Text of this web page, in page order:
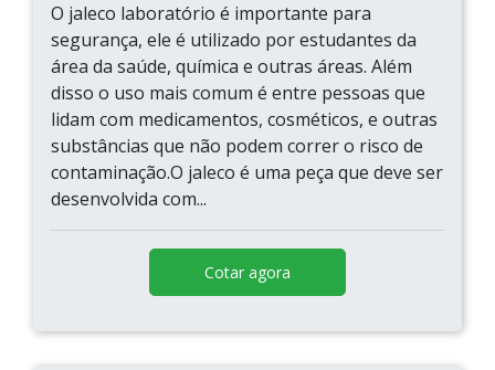
O jaleco laboratório é importante para
segurança, ele é utilizado por estudantes da
área da saúde, química e outras áreas. Além
disso o uso mais comum é entre pessoas que
lidam com medicamentos, cosméticos, e outras
substâncias que não podem correr o risco de
contaminação.O jaleco é uma peça que deve ser
desenvolvida com...
Cotar agora